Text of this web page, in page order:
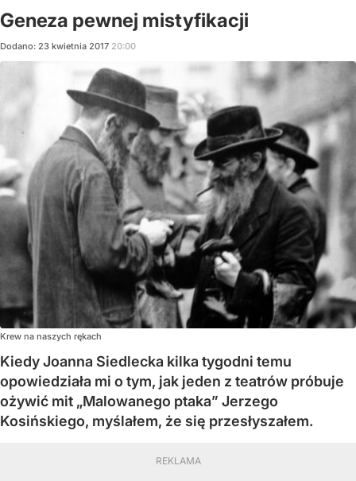
Geneza pewnej mistyfikacji
Dodano: 23 kwietnia 2017 20:00
Krew na naszych rękach
Kiedy Joanna Siedlecka kilka tygodni temu
opowiedziała mi o tym, jak jeden z teatrów próbuje
ożywić mit „Malowanego ptaka” Jerzego
Kosińskiego, myślałem, że się przesłyszałem.